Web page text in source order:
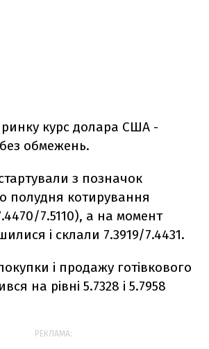
курс долара США -
обмежень.
з позначок
полудня котирування
7.5110), а на момент
і склали 7.3919/7.4431.
і продажу готівкового
на рівні 5.7328 і 5.7958
РЕКЛАМА: